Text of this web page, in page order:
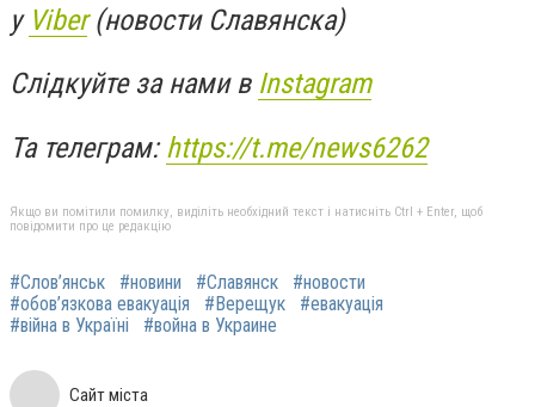
у Viber(новости Славянска)
Слідкуйте за нами в Instagram
Та телеграм:https://t.me/news6262
Якщо ви помітили помилку, виділіть необхідний текст і натисніть Ctrl + Enter, щоб
повідомити про це редакцію
#Слов’янськ #новини #Славянск
#новости
#обов’язкова евакуація
#Верещук
#евакуація
#війна в Україні
#война в Украине
Сайт міста